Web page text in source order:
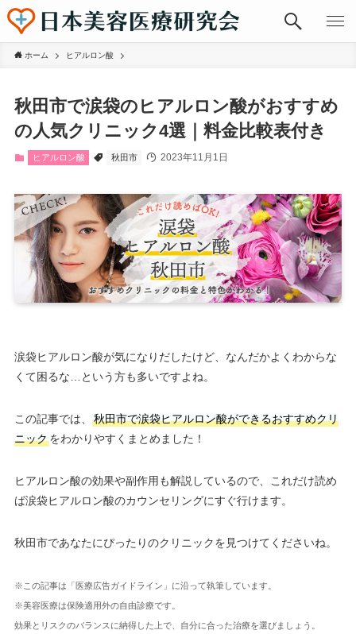
ホーム ヒアルロン酸
秋田市で涙袋のヒアルロン酸がおすすめ
の人気クリニック4選｜料金比較表付き
ヒアルロン酸 秋田市 2023年11月1日
涙袋ヒアルロン酸が気になりだしたけど、なんだかよくわからな
くて困るな…という方も多いですよね。
この記事では、
秋田市で涙袋ヒアルロン酸ができるおすすめクリ
ニックをわかりやすくまとめました！
ヒアルロン酸の効果や副作用も解説しているので、これだけ読め
ば涙袋ヒアルロン酸のカウンセリングにすぐ行けます。
秋田市であなたにぴったりのクリニックを見つけてくださいね。
※この記事は「医療広告ガイドライン」に沿って執筆しています。
※美容医療は保険適用外の自由診療です。
効果とリスクのバランスに納得した上で、自分に合った治療を選びましょう。